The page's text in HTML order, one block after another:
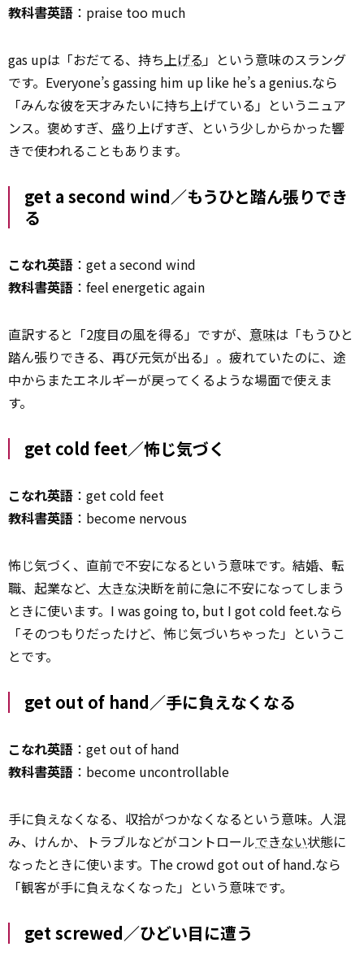
教科書英語 ：praise too much
gas upは「おだてる、持ち上げる」という意味のスラング
です。Everyone’s gassing him up like he’s a genius.なら
「みんな彼を天才みたいに持ち上げている」というニュア
ンス。褒めすぎ、盛り上げすぎ、という少しからかった響
きで使われることもあります。
get a second wind／もうひと踏ん張りでき
る
こなれ英語 ：get a second wind
教科書英語 ：feel energetic again
直訳すると「2度目の風を得る」ですが、 意味は「もうひと
踏ん張りできる、再び元気が出る」。疲れていたのに、途
中からまたエネルギーが戻ってくるような場面で使えま
す。
get cold feet／怖じ気づく
こなれ英語 ：get cold feet
教科書英語 ：become nervous
怖じ気づく、直前で不安になるという意味です。結婚、転
職、起業など、 大きな決断を前に急に不安になってしまう
ときに使います。I was going to, but I got cold feet.なら
「そのつもりだったけど、怖じ気づいちゃった」というこ
とです。
get out of hand／手に負えなくなる
こなれ英語 ：get out of hand
教科書英語 ：become uncontrollable
手に負えなくなる、収拾がつかなくなるという意味。人混
み、けんか、トラブルなどがコントロールできない状態に
なったときに使います。The crowd got out of hand.なら
「観客が手に負えなくなった」という意味です。
get screwed／ひどい目に遭う